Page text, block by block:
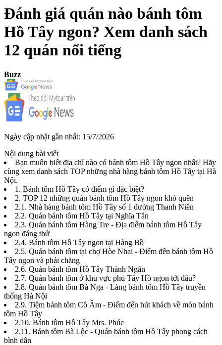
Đánh giá quán nào bánh tôm
Hồ Tây ngon? Xem danh sách
12 quán nổi tiếng
Buzz
Ngày cập nhật gần nhất: 15/7/2026
Nội dung bài viết
Bạn muốn biết địa chỉ nào có bánh tôm Hồ Tây ngon nhất? Hãy
cùng xem danh sách TOP những nhà hàng bánh tôm Hồ Tây tại Hà
Nội.
1. Bánh tôm Hồ Tây có điểm gì đặc biệt?
2. TOP 12 những quán bánh tôm Hồ Tây ngon khó quên
2.1. Nhà hàng bánh tôm Hồ Tây số 1 đường Thanh Niên
2.2. Quán bánh tôm Hồ Tây tại Nghĩa Tân
2.3. Quán bánh tôm Hàng Tre - Địa điểm bánh tôm Hồ Tây
ngon đáng thử
2.4. Bánh tôm Hồ Tây ngon tại Hàng Bồ
2.5. Quán bánh tôm tại chợ Hòe Nhai - Điểm đến bánh tôm Hồ
Tây ngon và phải chăng
2.6. Quán bánh tôm Hồ Tây Thành Ngân
2.7. Quán bánh tôm ở khu vực phủ Tây Hồ ngon tới đâu?
2.8. Quán bánh tôm Bà Nga - Làng bánh tôm Hồ Tây truyền
thống Hà Nội
2.9. Tiệm bánh tôm Cô Ầm - Điểm đến hút khách về món bánh
tôm Hồ Tây
2.10. Bánh tôm Hồ Tây Mrs. Phúc
2.11. Bánh tôm Bà Lộc - Quán bánh tôm Hồ Tây phong cách
bình dân